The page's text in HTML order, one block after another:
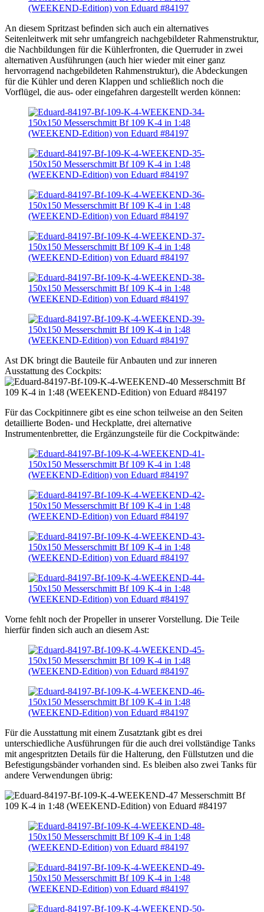
An diesem Spritzast befinden sich auch ein alternatives
Seitenleitwerk mit sehr umfangreich nachgebildeter Rahmenstruktur,
die Nachbildungen für die Kühlerfronten, die Querruder in zwei
alternativen Ausführungen (auch hier wieder mit einer ganz
hervorragend nachgebildeten Rahmenstruktur), die Abdeckungen
für die Kühler und deren Klappen und schließlich noch die
Vorflügel, die aus- oder eingefahren dargestellt werden können:
Ast DK bringt die Bauteile für Anbauten und zur inneren
Ausstattung des Cockpits:
Für das Cockpitinnere gibt es eine schon teilweise an den Seiten
detaillierte Boden- und Heckplatte, drei alternative
Instrumentenbretter, die Ergänzungsteile für die Cockpitwände:
Vorne fehlt noch der Propeller in unserer Vorstellung. Die Teile
hierfür finden sich auch an diesem Ast:
Für die Ausstattung mit einem Zusatztank gibt es drei
unterschiedliche Ausführungen für die auch drei vollständige Tanks
mit angespritzten Details für die Halterung, den Füllstutzen und die
Befestigungsbänder vorhanden sind. Es bleiben also zwei Tanks für
andere Verwendungen übrig: